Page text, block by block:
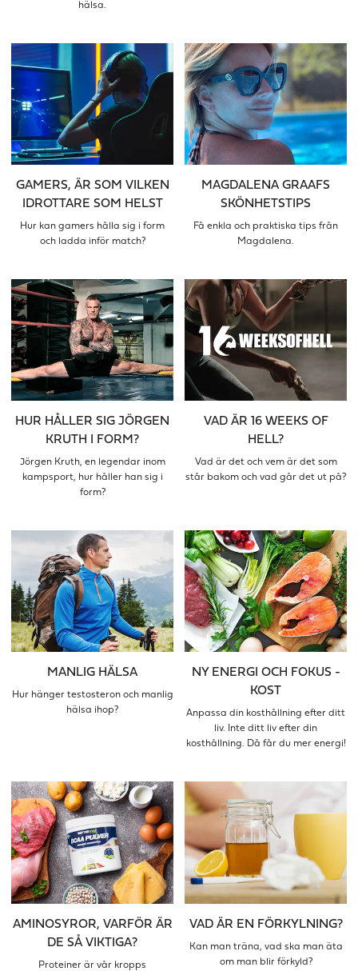
hälsa.
GAMERS, ÄR SOM VILKEN
IDROTTARE SOM HELST
Hur kan gamers hålla sig i form
och ladda inför match?
MAGDALENA GRAAFS
SKÖNHETSTIPS
Få enkla och praktiska tips från
Magdalena.
HUR HÅLLER SIG JÖRGEN
KRUTH I FORM?
Jörgen Kruth, en legendar inom
kampsport, hur håller han sig i
form?
VAD ÄR 16 WEEKS OF
HELL?
Vad är det och vem är det som
står bakom och vad går det ut på?
MANLIG HÄLSA
Hur hänger testosteron och manlig
hälsa ihop?
NY ENERGI OCH FOKUS -
KOST
Anpassa din kosthållning efter ditt
liv. Inte ditt liv efter din
kosthållning. Då får du mer energi!
AMINOSYROR, VARFÖR ÄR
DE SÅ VIKTIGA?
Proteiner är vår kropps
VAD ÄR EN FÖRKYLNING?
Kan man träna, vad ska man äta
om man blir förkyld?